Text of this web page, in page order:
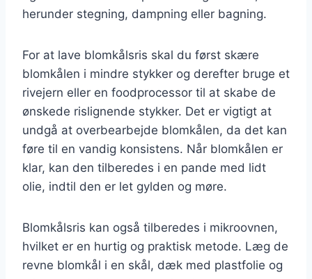
herunder stegning, dampning eller bagning.
For at lave blomkålsris skal du først skære
blomkålen i mindre stykker og derefter bruge et
rivejern eller en foodprocessor til at skabe de
ønskede rislignende stykker. Det er vigtigt at
undgå at overbearbejde blomkålen, da det kan
føre til en vandig konsistens. Når blomkålen er
klar, kan den tilberedes i en pande med lidt
olie, indtil den er let gylden og møre.
Blomkålsris kan også tilberedes i mikroovnen,
hvilket er en hurtig og praktisk metode. Læg de
revne blomkål i en skål, dæk med plastfolie og